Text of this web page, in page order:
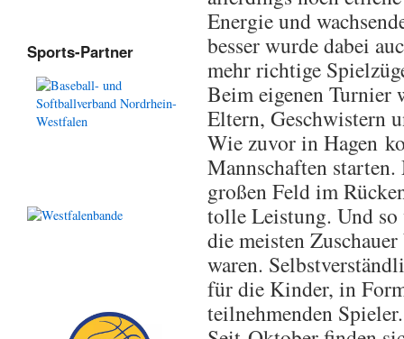
Energie und
besser wurde dabei
mehr richtige
Beim eigenen
Eltern, Geschwistern
Wie zuvor in Hagen
Mannschaften
großen Feld im
tolle Leistung. Und so
die meisten
waren.
für die Kinder, in
teilnehmenden Spieler.
Sports-Partner